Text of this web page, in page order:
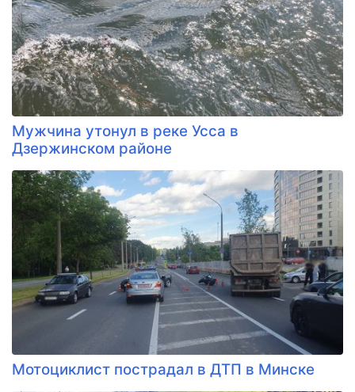
Мужчина утонул в реке Усса в
Дзержинском районе
Мотоциклист пострадал в ДТП в Минске